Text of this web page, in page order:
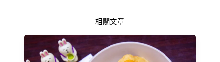
相關文章